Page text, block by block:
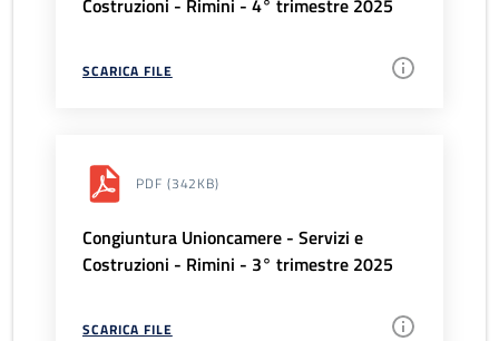
Costruzioni - Rimini - 4° trimestre 2025
SCARICA FILE
PDF (342KB)
Congiuntura Unioncamere - Servizi e
Costruzioni - Rimini - 3° trimestre 2025
SCARICA FILE